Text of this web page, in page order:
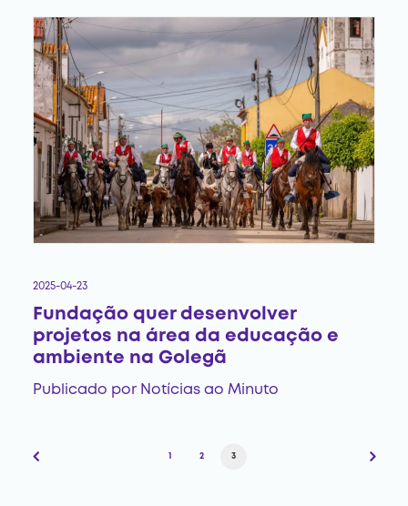
2025-04-23
Fundação quer desenvolver
projetos na área da educação e
ambiente na Golegã
Publicado por Notícias ao Minuto
1 2 3